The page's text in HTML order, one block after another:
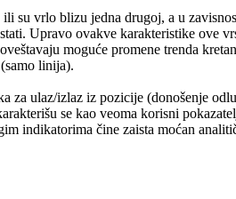
su vrlo blizu jedna drugoj, a u
Upravo ovakve karakteristike ove
moguće promene trenda
linija).
ulaz/izlaz iz pozicije (donošenje
se kao veoma korisni
indikatorima čine zaista moćan